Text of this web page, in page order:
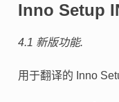
Inno Setup
4.1 新版功能.
用于翻译的 Inno